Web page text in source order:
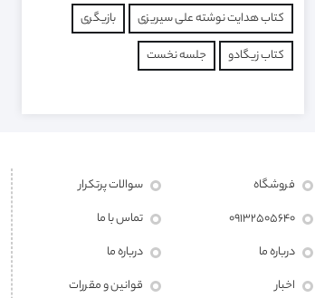
کتاب هدایت نوشته علی سیریزی
بازیگری
کتاب زیگادو
جلسه نخست
فروشگاه
09132505640
درباره ما
اخبار
سوالات پرتکرار
تماس با ما
درباره ما
قوانين و مقررات